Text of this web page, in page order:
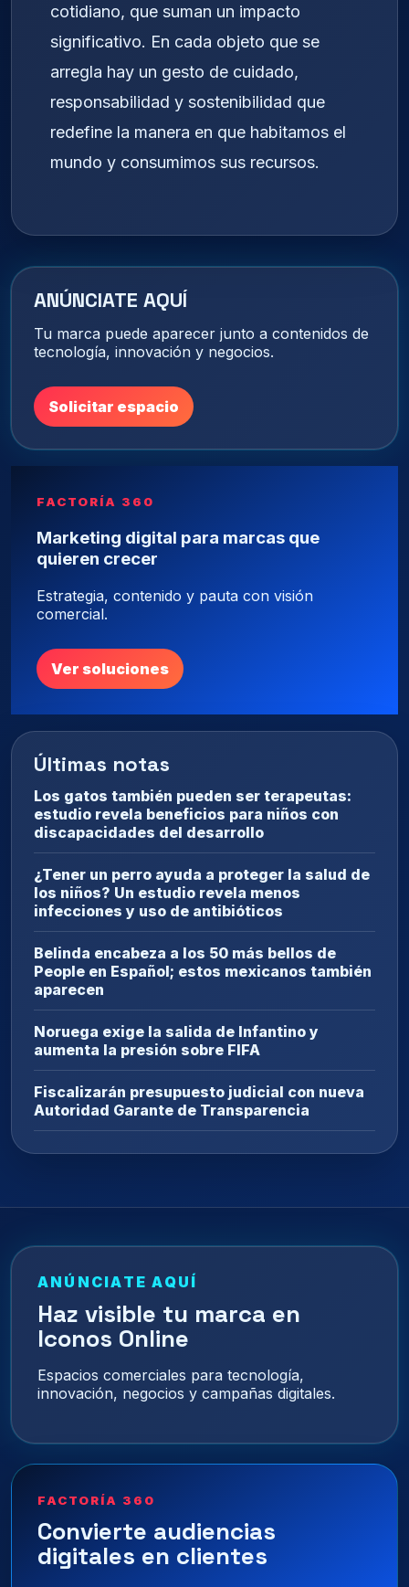
cotidiano, que suman un impacto
significativo. En cada objeto que se
arregla hay un gesto de cuidado,
responsabilidad y sostenibilidad que
redefine la manera en que habitamos el
mundo y consumimos sus recursos.
ANÚNCIATE AQUÍ
Tu marca puede aparecer junto a contenidos de
tecnología, innovación y negocios.
Solicitar espacio
FACTORÍA 360
Marketing digital para marcas que
quieren crecer
Estrategia, contenido y pauta con visión
comercial.
Ver soluciones
Últimas notas
Los gatos también pueden ser terapeutas:
estudio revela beneficios para niños con
discapacidades del desarrollo
¿Tener un perro ayuda a proteger la salud de
los niños? Un estudio revela menos
infecciones y uso de antibióticos
Belinda encabeza a los 50 más bellos de
People en Español; estos mexicanos también
aparecen
Noruega exige la salida de Infantino y
aumenta la presión sobre FIFA
Fiscalizarán presupuesto judicial con nueva
Autoridad Garante de Transparencia
ANÚNCIATE AQUÍ
Haz visible tu marca en
Iconos Online
Espacios comerciales para tecnología,
innovación, negocios y campañas digitales.
FACTORÍA 360
Convierte audiencias
digitales en clientes